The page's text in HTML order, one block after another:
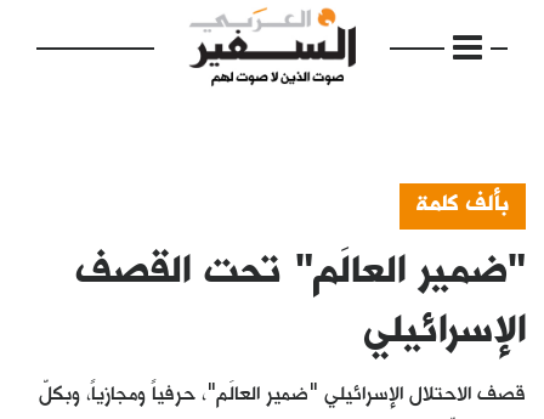
الرئيسية
مواضيع
إفتتاحية
بألف كلمة
"ضمير العالَم" تحت القصف
الإسرائيلي
قصف الاحتلال الإسرائيلي "ضمير العالَم"، حرفياً ومجازياً، وبكلّ